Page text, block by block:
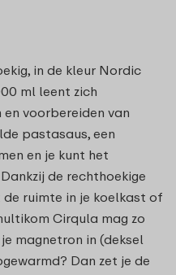
in de kleur Nordic
ml leent zich
voorbereiden van
pastasaus, een
en je kunt het
de rechthoekige
ruimte in je koelkast of
Cirqula mag zo
magnetron in (deksel
Dan zet je de